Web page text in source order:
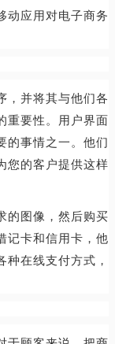
动应用对电子商务
，并将其与他们各
重要性。用户界面
的事情之一。他们
您的客户提供这样
的图像，然后购买
记卡和信用卡，他
在线支付方式，